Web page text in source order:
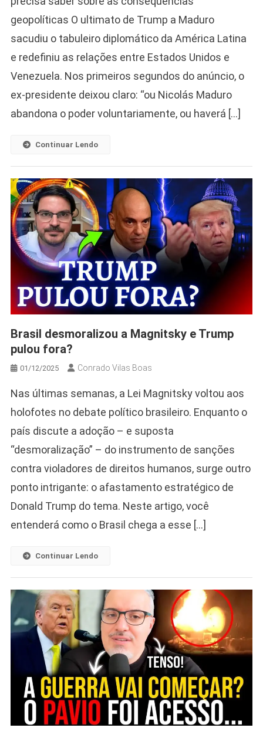
geopolíticas O ultimato de Trump a Maduro
sacudiu o tabuleiro diplomático da América Latina
e redefiniu as relações entre Estados Unidos e
Venezuela. Nos primeiros segundos do anúncio, o
ex-presidente deixou claro: “ou Nicolás Maduro
abandona o poder voluntariamente, ou haverá […]
Continuar Lendo
Brasil desmoralizou a Magnitsky e Trump
pulou fora?
01/12/2025 Conrado Vilas Boas
Nas últimas semanas, a Lei Magnitsky voltou aos
holofotes no debate político brasileiro. Enquanto o
país discute a adoção – e suposta
“desmoralização” – do instrumento de sanções
contra violadores de direitos humanos, surge outro
ponto intrigante: o afastamento estratégico de
Donald Trump do tema. Neste artigo, você
entenderá como o Brasil chega a esse […]
Continuar Lendo